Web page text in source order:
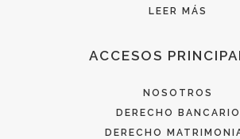
LEER MÁS
ACCESOS
NOSOTROS
DERECHO BANCARIO
DERECHO